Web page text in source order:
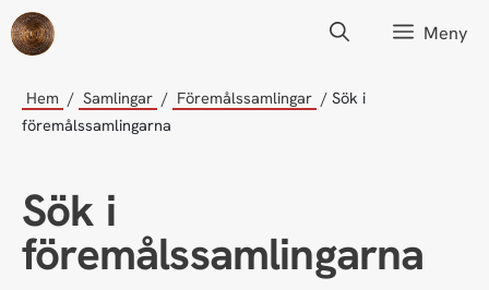
Hoppa
till
Meny
Hem Samlingar Föremålssamlingar
Sök i
föremålssamlingarna
Sök i
föremålssamlingarna